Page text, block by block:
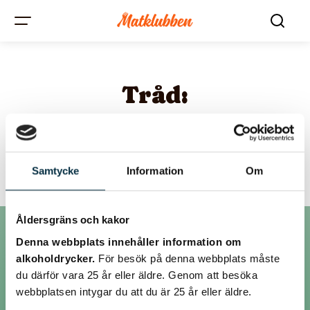
Samtycke Information Om
Åldersgräns och kakor
Denna webbplats innehåller information om
alkoholdrycker. För besök på denna webbplats måste
du därför vara 25 år eller äldre. Genom att besöka
webbplatsen intygar du att du är 25 år eller äldre.
Tråd:
Bakpulver VS
bikarbonat
Inlägg